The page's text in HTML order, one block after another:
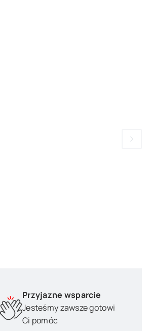
Przyjazne wsparcie
Jesteśmy zawsze gotowi
Ci pomóc